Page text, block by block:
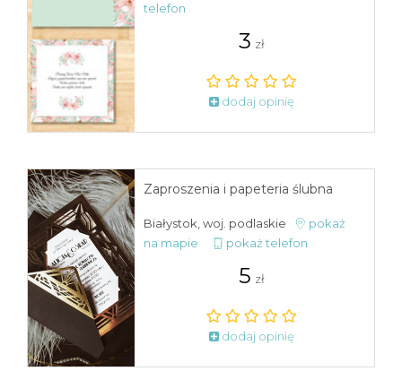
telefon
3 zł
dodaj opinię
Zaproszenia i papeteria ślubna
Białystok, woj. podlaskie
pokaż
na mapie
pokaż telefon
5 zł
dodaj opinię